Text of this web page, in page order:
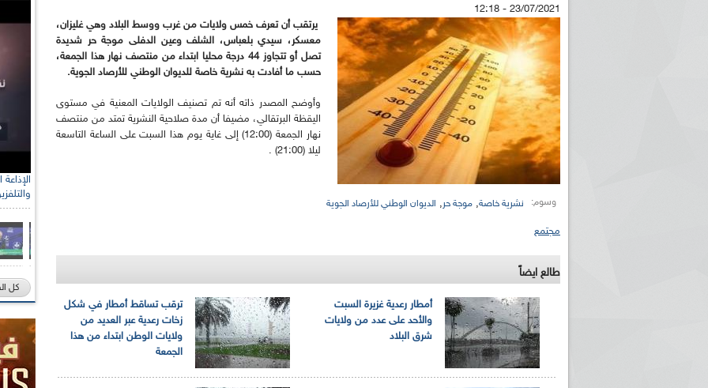
23/07/2021 - 12:18
يرتقب أن تعرف خمس ولايات من غرب ووسط البلاد وهي غليزان،
معسكر، سيدي بلعباس، الشلف وعين الدفلى موجة حر شديدة
تصل أو تتجاوز 44 درجة محليا ابتداء من منتصف نهار هذا الجمعة،
حسب ما أفادت به نشرية خاصة للديوان الوطني للأرصاد الجوية.
وأوضح المصدر ذاته أنه تم تصنيف الولايات المعنية في مستوى
اليقظة البرتقالي، مضيفا أن مدة صلاحية النشرية تمتد من منتصف
نهار الجمعة (12:00) إلى غاية يوم هذا السبت على الساعة التاسعة
ليلا (21:00) .
وسوم: نشرية خاصة, موجة حر, الديوان الوطني للأرصاد الجوية
مجتمع
طالع ايضاً
ترقب تساقط أمطار في شكل
زخات رعدية عبر العديد من
ولايات الوطن ابتداء من هذا
الجمعة
أمطار رعدية غزيرة السبت
والأحد على عدد من ولايات
شرق البلاد
كل